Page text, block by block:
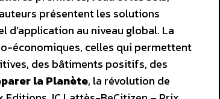
présentent les solutions
d’application au niveau global. La
économiques, celles qui permettent
des bâtiments positifs, des
la Planète, la révolution de